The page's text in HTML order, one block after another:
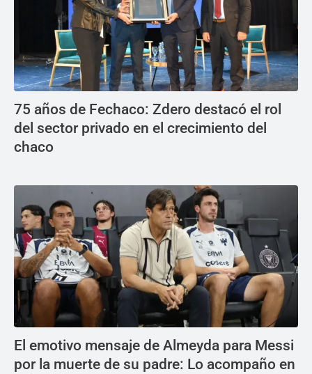
75 años de Fechaco: Zdero destacó el rol
del sector privado en el crecimiento del
chaco
El emotivo mensaje de Almeyda para Messi
por la muerte de su padre: Lo acompaño en